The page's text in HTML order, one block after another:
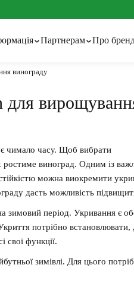
технології
та поради
Партнерам
Гуртовим покупцям
Про
винограду
для
чимало часу. Щоб вибрати
ростиме виноград. Одним із
можна виокремити
дасть можливість
період. Укривання є
потрібно
свої функції.
зимівлі. Для цього